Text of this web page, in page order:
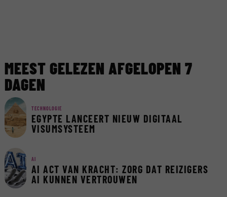
MEEST GELEZEN AFGELOPEN 7
DAGEN
TECHNOLOGIE
EGYPTE LANCEERT NIEUW DIGITAAL
VISUMSYSTEEM
AI
AI ACT VAN KRACHT: ZORG DAT REIZIGERS
AI KUNNEN VERTROUWEN